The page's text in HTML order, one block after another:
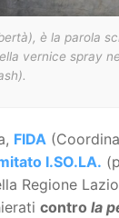
è la parola
vernice spray
FIDA
I.SO.LA.
Regione
contro la